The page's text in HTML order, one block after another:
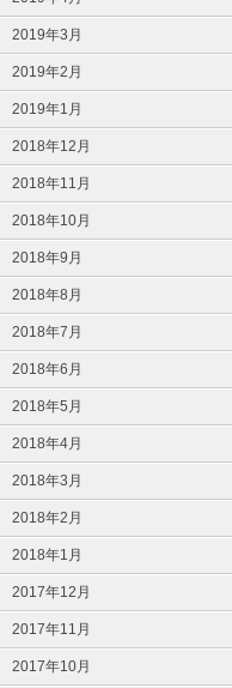
2019年3月
2019年2月
2019年1月
2018年12月
2018年11月
2018年10月
2018年9月
2018年8月
2018年7月
2018年6月
2018年5月
2018年4月
2018年3月
2018年2月
2018年1月
2017年12月
2017年11月
2017年10月